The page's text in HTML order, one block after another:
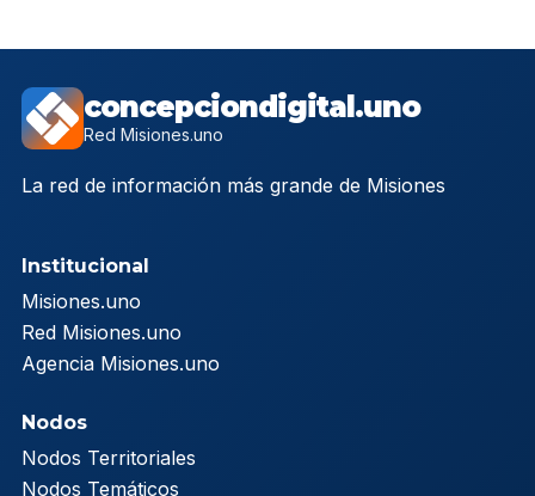
concepciondigital.uno
Red Misiones.uno
La red de información más grande de Misiones
Institucional
Misiones.uno
Red Misiones.uno
Agencia Misiones.uno
Nodos
Nodos Territoriales
Nodos Temáticos